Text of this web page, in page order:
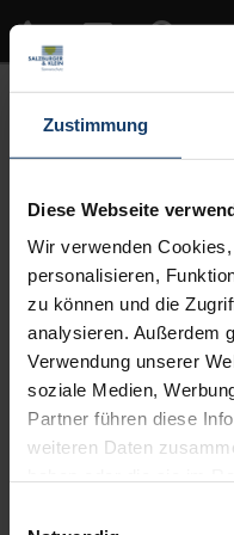
Zustimmung
Diese Webseite
Wir verwenden
personalisieren,
zu können und die
analysieren. Außerdem
Verwendung unserer
soziale Medien,
Partner führen diese
weiteren Daten
Sie sind hier: Home» News
Veröffentlicht
am
23. März 2018
Pergola-Markise
Sie erwarten von Ihrem
Schattenplätzchen im
attraktives Design? Dann